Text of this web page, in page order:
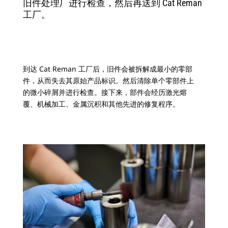
旧件处理厂进行检查，然后再送到 Cat Reman
工厂。
到达 Cat Reman 工厂后，旧件会被拆解成最小的零部
件，从而失去其原始产品标识。然后清除单个零部件上
的微小碎屑并进行检查。接下来，部件会经历激光熔
覆、机械加工、金属沉积和其他先进的修复程序。